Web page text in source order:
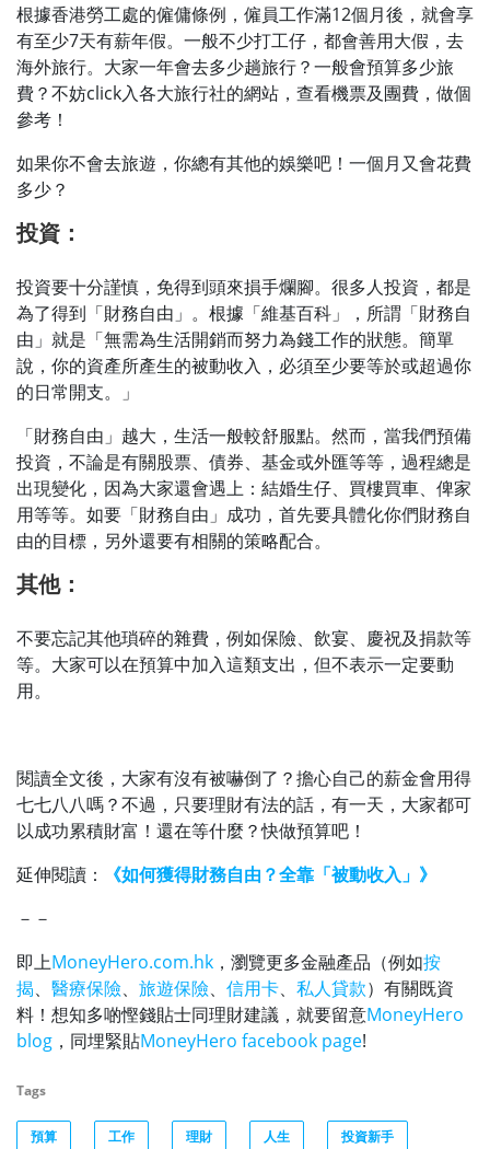
根據香港勞工處的僱傭條例，僱員工作滿12個月後，就會享
有至少7天有薪年假。一般不少打工仔，都會善用大假，去
海外旅行。大家一年會去多少趟旅行？一般會預算多少旅
費？不妨click入各大旅行社的網站，查看機票及團費，做個
參考！
如果你不會去旅遊，你總有其他的娛樂吧！一個月又會花費
多少？
投資：
投資要十分謹慎，免得到頭來損手爛腳。很多人投資，都是
為了得到「財務自由」。根據「維基百科」，所謂「財務自
由」就是「無需為生活開銷而努力為錢工作的狀態。簡單
說，你的資產所產生的被動收入，必須至少要等於或超過你
的日常開支。」
「財務自由」越大，生活一般較舒服點。然而，當我們預備
投資，不論是有關股票、債券、基金或外匯等等，過程總是
出現變化，因為大家還會遇上：結婚生仔、買樓買車、俾家
用等等。如要「財務自由」成功，首先要具體化你們財務自
由的目標，另外還要有相關的策略配合。
其他：
不要忘記其他瑣碎的雜費，例如保險、飲宴、慶祝及捐款等
等。大家可以在預算中加入這類支出，但不表示一定要動
用。
閱讀全文後，大家有沒有被嚇倒了？擔心自己的薪金會用得
七七八八嗎？不過，只要理財有法的話，有一天，大家都可
以成功累積財富！還在等什麼？快做預算吧！
延伸閱讀：
《如何獲得財務自由？全靠「被動收入」》
－－
即上MoneyHero.com.hk ，瀏覽更多金融產品（例如按
揭、 醫療保險、 旅遊保險、 信用卡、 私人貸款）有關既資
料！想知多啲慳錢貼士同理財建議，就要留意MoneyHero
blog ，同埋緊貼MoneyHero facebook page!
Tags
預算 工作 理財 人生 投資新手